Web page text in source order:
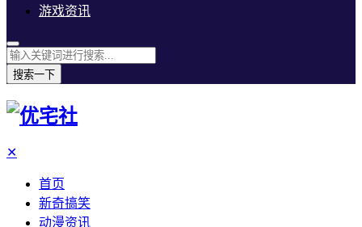
游戏资讯
搜索一下
✕
首页
新奇搞笑
动漫资讯